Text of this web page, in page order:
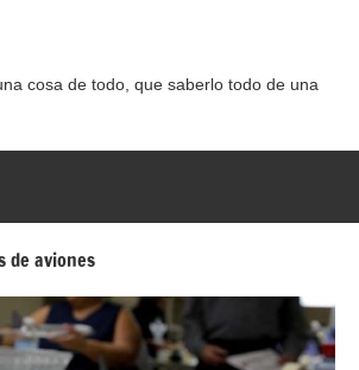
cosa de todo, que saberlo todo de una
de aviones